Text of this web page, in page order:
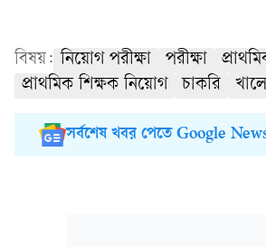
বিষয়: নিয়োগ পরীক্ষা পরীক্ষা
প্রাথমিক শিক্ষক নিয়োগ
চাকরি
সর্বশেষ খবর পেতে Google